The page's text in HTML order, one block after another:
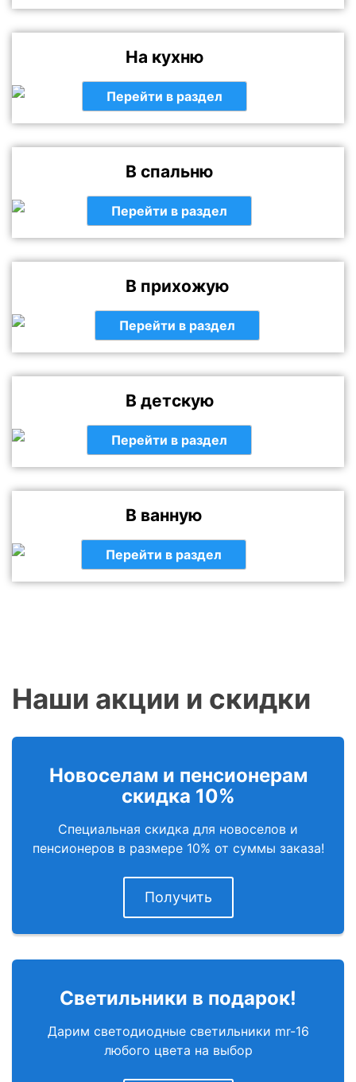
На кухню
Перейти в раздел
В спальню
Перейти в раздел
В прихожую
Перейти в раздел
В детскую
Перейти в раздел
В ванную
Перейти в раздел
Наши акции и скидки
Новоселам и пенсионерам
скидка 10%
Специальная скидка для новоселов и
пенсионеров в размере 10% от суммы заказа!
Получить
Светильники в подарок!
Дарим светодиодные светильники mr-16
любого цвета на выбор